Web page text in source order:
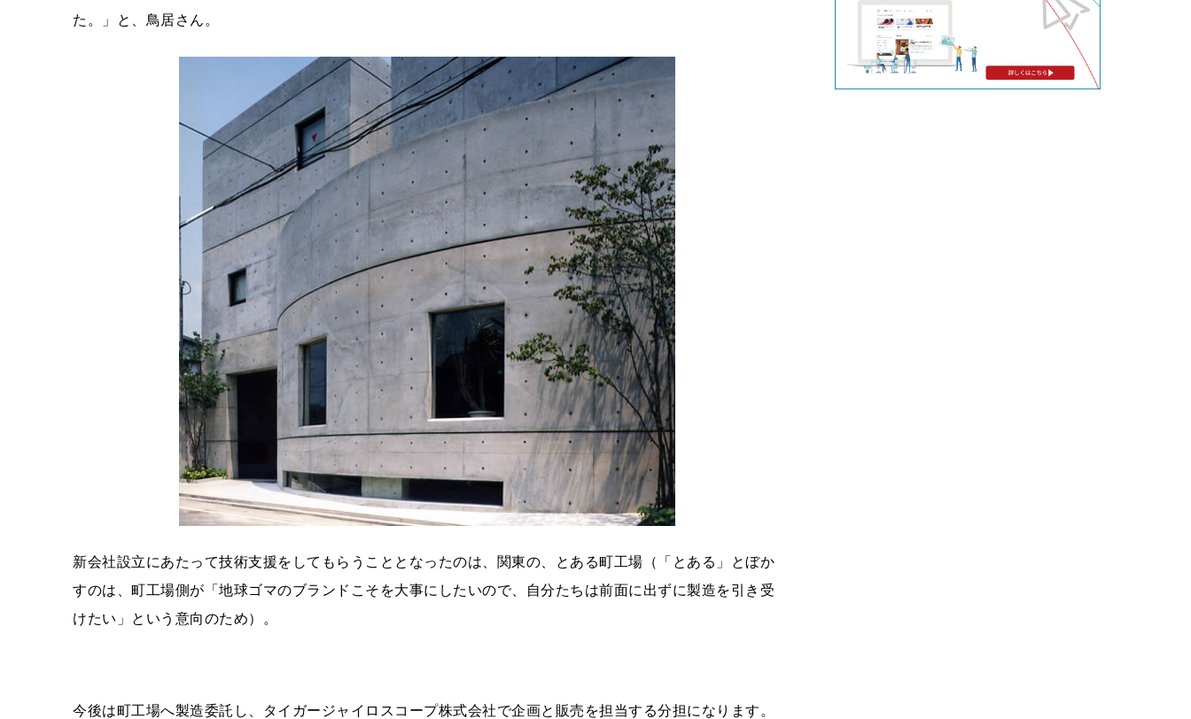
た。」と、鳥居さん。
新会社設立にあたって技術支援をしてもらうこととなったのは、関東の、とある町工場（「とある」とぼか
すのは、町工場側が「地球ゴマのブランドこそを大事にしたいので、自分たちは前面に出ずに製造を引き受
けたい」という意向のため）。
今後は町工場へ製造委託し、タイガージャイロスコープ株式会社で企画と販売を担当する分担になります。